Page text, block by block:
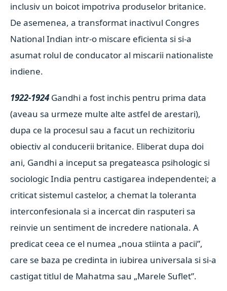
inclusiv un boicot impotriva produselor britanice.
De asemenea, a transformat inactivul Congres
National Indian intr-o miscare eficienta si si-a
asumat rolul de conducator al miscarii nationaliste
indiene.
1922-1924 Gandhi a fost inchis pentru prima data
(aveau sa urmeze multe alte astfel de arestari),
dupa ce la procesul sau a facut un rechizitoriu
obiectiv al conducerii britanice. Eliberat dupa doi
ani, Gandhi a inceput sa pregateasca psihologic si
sociologic India pentru castigarea independentei; a
criticat sistemul castelor, a chemat la toleranta
interconfesionala si a incercat din rasputeri sa
reinvie un sentiment de incredere nationala. A
predicat ceea ce el numea „noua stiinta a pacii”,
care se baza pe credinta in iubirea universala si si-a
castigat titlul de Mahatma sau „Marele Suflet”.